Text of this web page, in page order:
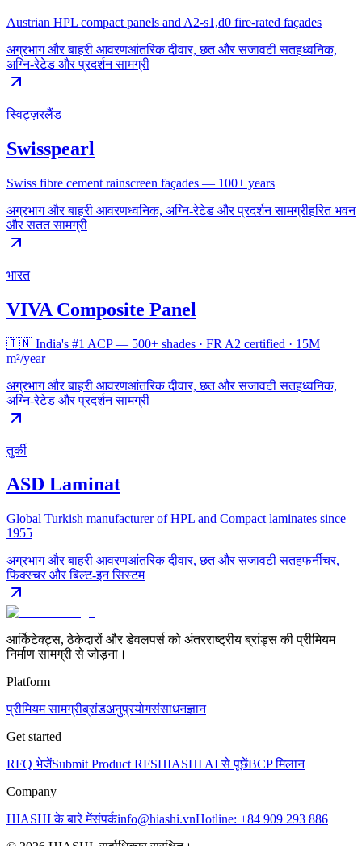
Austrian HPL compact panels and A2-s1,d0 fire-rated façades
अग्रभाग और बाहरी आवरणआंतरिक दीवार, छत और सजावटी सतहध्वनिक,
अग्नि-रेटेड और प्रदर्शन सामग्री
स्विट्ज़रलैंड
Swisspearl
Swiss fibre cement rainscreen façades — 100+ years
अग्रभाग और बाहरी आवरणध्वनिक, अग्नि-रेटेड और प्रदर्शन सामग्रीहरित भवन
और सतत सामग्री
भारत
VIVA Composite Panel
🇮🇳 India's #1 ACP — 500+ shades · FR A2 certified · 15M
m²/year
अग्रभाग और बाहरी आवरणआंतरिक दीवार, छत और सजावटी सतहध्वनिक,
अग्नि-रेटेड और प्रदर्शन सामग्री
तुर्की
ASD Laminat
Global Turkish manufacturer of HPL and Compact laminates since
1955
अग्रभाग और बाहरी आवरणआंतरिक दीवार, छत और सजावटी सतहफर्नीचर,
फिक्स्चर और बिल्ट-इन सिस्टम
आर्किटेक्ट्स, ठेकेदारों और डेवलपर्स को अंतरराष्ट्रीय ब्रांड्स की प्रीमियम
निर्माण सामग्री से जोड़ना।
Platform
प्रीमियम सामग्रीब्रांडअनुप्रयोगसंसाधनज्ञान
Get started
RFQ भेजेंSubmit Product RFSHIASHI AI से पूछेंBCP मिलान
Company
HIASHI के बारे मेंसंपर्कinfo@hiashi.vnHotline: +84 909 293 886